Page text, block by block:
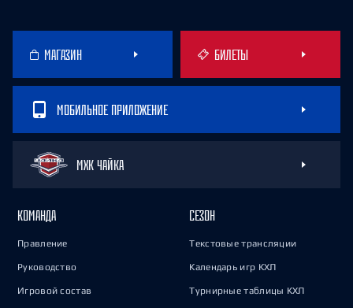
МАГАЗИН БИЛЕТЫ
МОБИЛЬНОЕ ПРИЛОЖЕНИЕ
МХК ЧАЙКА
КОМАНДА
Правление
Руководство
Игровой состав
СЕЗОН
Текстовые трансляции
Календарь игр КХЛ
Турнирные таблицы КХЛ